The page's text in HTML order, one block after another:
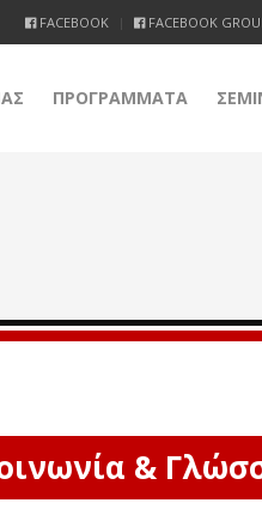
FACEBOOK FACEBOOK
ΠΡΟΓΡΑΜΜΑΤΑ
&